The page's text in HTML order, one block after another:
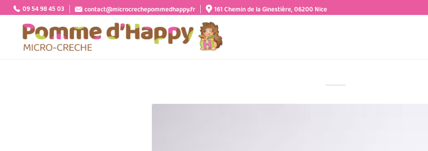
09 54 98 45 03 contact@microcrechepommedhappy.fr 161 Chemin de la Ginestière, 06200 Nice